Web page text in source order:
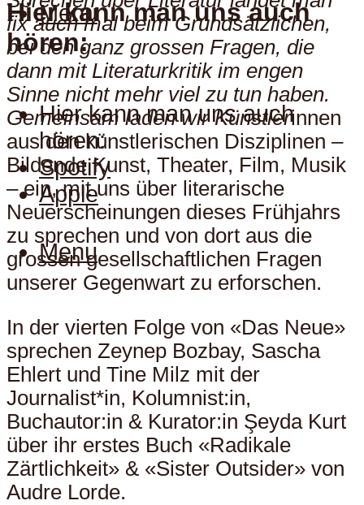
Menu
Hier kann man uns auch
hören:
Hier kann man uns auch
hören:
Spotify
Apple
Menu
fix auch mal beim Grundsätzlichen,
bei den ganz grossen Fragen, die
dann mit Literaturkritik im engen
Sinne nicht mehr viel zu tun haben.
Gemeinsam laden wir Künstlerinnen
aus den künstlerischen Disziplinen –
Bildende Kunst, Theater, Film, Musik
– ein, mit uns über literarische
Neuerscheinungen dieses Frühjahrs
zu sprechen und von dort aus die
grossen gesellschaftlichen Fragen
unserer Gegenwart zu erforschen.
In der vierten Folge von «Das Neue»
sprechen Zeynep Bozbay, Sascha
Ehlert und Tine Milz mit der
Journalist*in, Kolumnist:in,
Buchautor:in & Kurator:in Şeyda Kurt
über ihr erstes Buch «Radikale
Zärtlichkeit» & «Sister Outsider» von
Audre Lorde.